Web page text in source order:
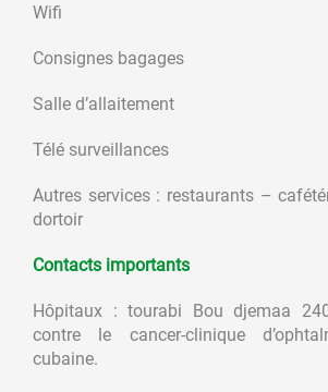
Wifi
Consignes bagages
Salle d’allaitement
Télé surveillances
Autres services : restaurants –
dortoir
Contacts importants
Hôpitaux : tourabi Bou djemaa
contre le cancer-clinique
cubaine.